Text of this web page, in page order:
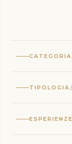
CATEGORIA
TIPOLOGIA
ESPERIENZE